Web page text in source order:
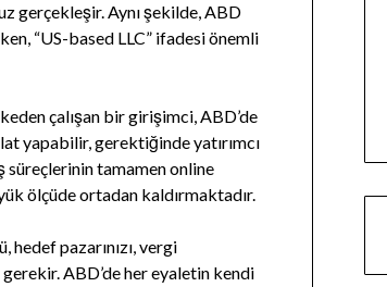
gerçekleşir. Aynı şekilde, ABD
“US-based LLC” ifadesi önemli
çalışan bir girişimci, ABD’de
yapabilir, gerektiğinde yatırımcı
tamamen online
ölçüde ortadan kaldırmaktadır.
pazarınızı, vergi
ABD’de her eyaletin kendi